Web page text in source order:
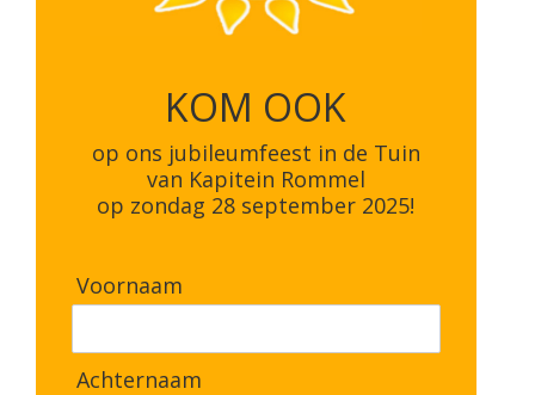
KOM OOK
op ons jubileumfeest in de Tuin
van Kapitein Rommel
op zondag 28 september 2025!
Voornaam
Achternaam